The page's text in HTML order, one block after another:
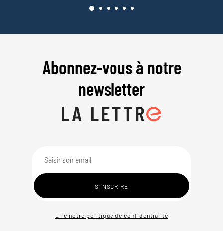
Abonnez-vous à notre
newsletter
Lire notre politique de confidentialité